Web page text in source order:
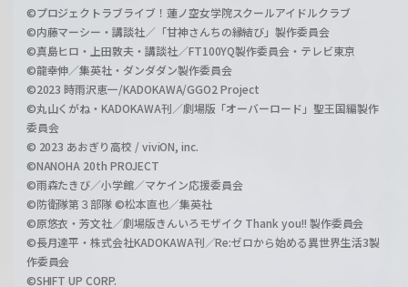
©プロジェクトラブライブ！蓮ノ空女学院スクールアイドルクラブ
©内藤マーシー・講談社／「甘神さんちの縁結び」製作委員会
©真島ヒロ・上田敦夫・講談社／FT100YQ製作委員会・テレビ東京
©龍幸伸／集英社・ダンダダン製作委員会
©2023 時雨沢恵一/KADOKAWA/GGO2 Project
©丸山くがね・KADOKAWA刊／劇場版「オーバーロード」聖王国編製作
委員会
© 2023 あおぎり高校 / viviON, inc.
©NANOHA 20th PROJECT
©雨森たきび／小学館／マケイン応援委員会
©防衛隊第３部隊 ©松本直也／集英社
©原悠衣・芳文社／劇場版きんいろモザイク Thank you!! 製作委員会
©長月達平・株式会社KADOKAWA刊／Re:ゼロから始める異世界生活3製
作委員会
©SHIFT UP CORP.